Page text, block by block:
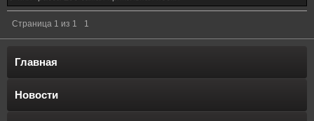
Страница 1 из 1 1
Главная
Новости